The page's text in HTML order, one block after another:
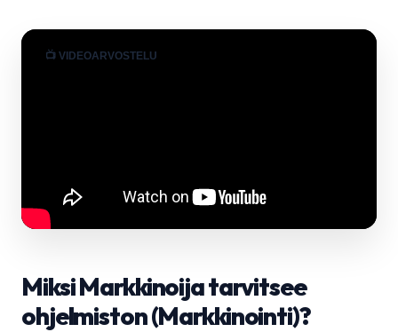
📺 VIDEOARVOSTELU
Miksi Markkinoija tarvitsee
ohjelmiston (Markkinointi)?